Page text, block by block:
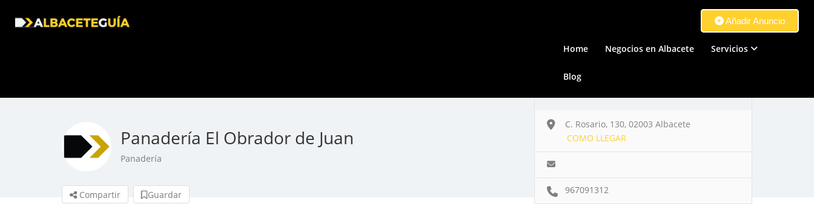
Añadir Anuncio
Home Negocios en Albacete Servicios
Blog
Panadería El Obrador de Juan
Panadería
Compartir Guardar
C. Rosario, 130, 02003 Albacete
COMO LLEGAR
967091312